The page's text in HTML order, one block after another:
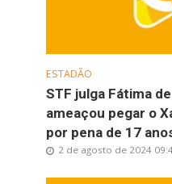
ESTADÃO
STF julga Fátima
ameaçou pegar o
por pena de 17
2 de agosto de 2024